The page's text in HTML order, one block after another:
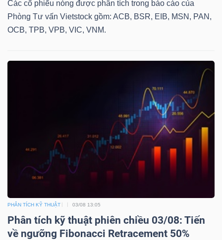
Các cổ phiếu nóng được phân tích trong báo cáo của
Phòng Tư vấn Vietstock gồm: ACB, BSR, EIB, MSN, PAN,
OCB, TPB, VPB, VIC, VNM.
PHÂN TÍCH KỸ THUẬT 03/08 13:05
Phân tích kỹ thuật phiên chiều 03/08: Tiến
về ngưỡng Fibonacci Retracement 50%